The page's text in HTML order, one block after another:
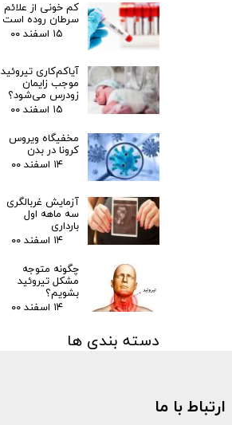
کم خونی از علائم
سرطان روده است
۱۵ اسفند ۰۰
آیاکم‌کاری تیروئید
موجب زایمان
زودرس می‌شود؟
۱۵ اسفند ۰۰
مخفیگاه ویروس
کرونا در بدن
۱۴ اسفند ۰۰
آزمایش غربالگری
سه ماهه اول
بارداری
۱۴ اسفند ۰۰
چگونه متوجه
مشکل تیروئید
بشویم؟
۱۴ اسفند ۰۰
دسته بندی ها
اخبار آزمایشگاهی
متفرقهارتباط با ما